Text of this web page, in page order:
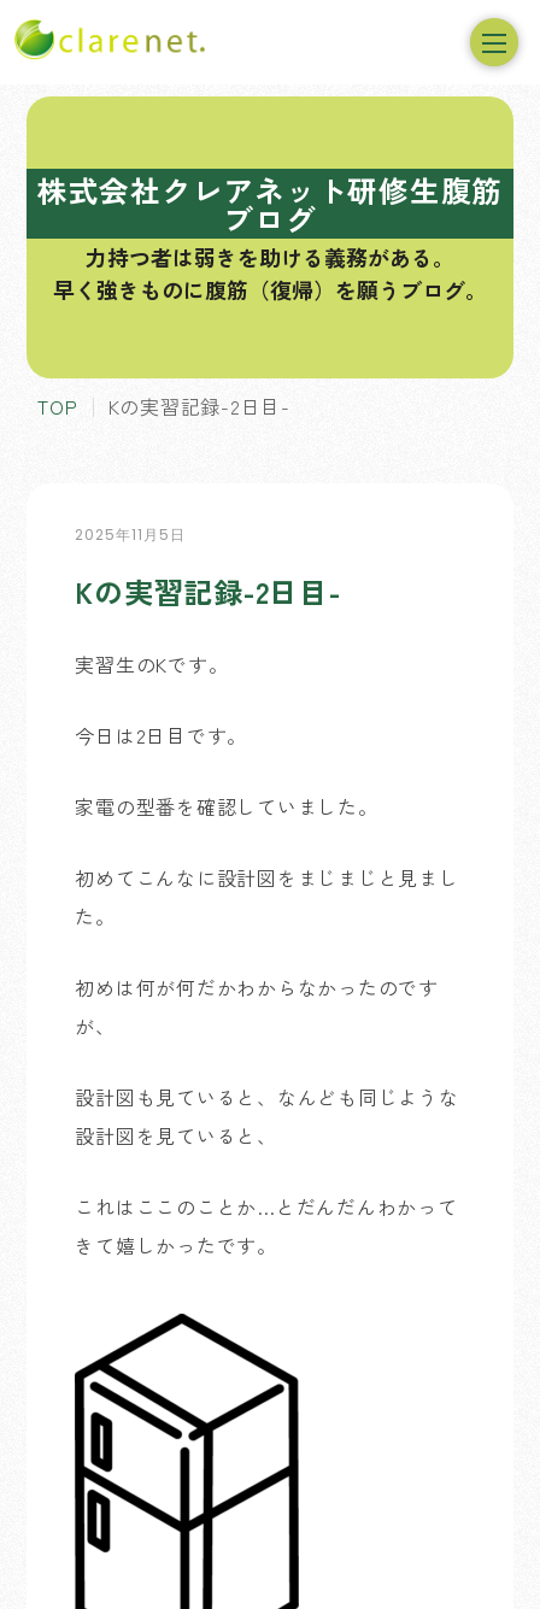
株式会社クレアネット研修生腹筋
ブログ
力持つ者は弱きを助ける義務がある。
早く強きものに腹筋（復帰）を願うブログ。
TOP Kの実習記録-2日目-
2025年11月5日
Kの実習記録-2日目-
実習生のKです。
今日は2日目です。
家電の型番を確認していました。
初めてこんなに設計図をまじまじと見まし
た。
初めは何が何だかわからなかったのです
が、
設計図も見ていると、なんども同じような
設計図を見ていると、
これはここのことか…とだんだんわかって
きて嬉しかったです。